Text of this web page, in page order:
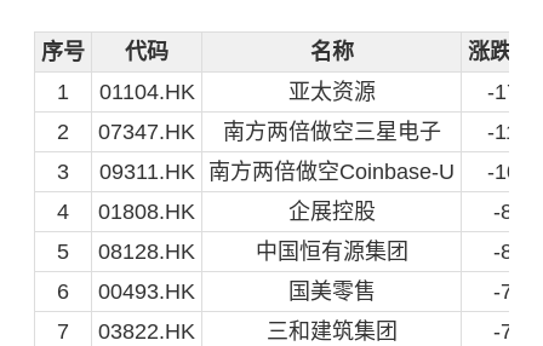
序号 代码 名称
涨跌额
1
01104.HK 亚太资源
-
2
07347.HK 南方两倍做空三星电子
-
3
09311.HK 南方两倍做空Coinbase-U
-
4
01808.HK 企展控股
-8.72
5
08128.HK 中国恒有源集团
-8.11
6
00493.HK 国美零售
-7.69
7
03822.HK 三和建筑集团
-7.41